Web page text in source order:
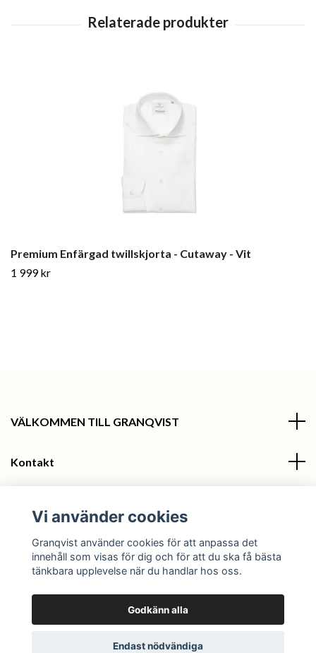
Premium Enfärgad twillskjorta - Cutaway - Vit
1 999 kr
VÄLKOMMEN TILL GRANQVIST
Kontakt
Sociala medier
© 2026 Granqvist
Vi använder cookies
Granqvist använder cookies för att anpassa det
innehåll som visas för dig och för att du ska få bästa
tänkbara upplevelse när du handlar hos oss.
Godkänn alla
Endast nödvändiga